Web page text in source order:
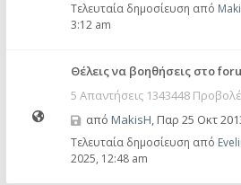
Τελευταία δημοσίευση από
3:12 am
Θέλεις να βοηθήσεις στο
5 Απαντήσεις 1343448
από MakisH, Παρ 25 Οκτ
Τελευταία δημοσίευση από
2025, 12:48 am